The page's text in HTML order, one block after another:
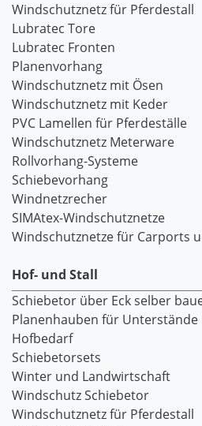
Windschutznetz für Pferdestall
Lubratec Tore
Lubratec Fronten
Planenvorhang
Windschutznetz mit Ösen
Windschutznetz mit Keder
PVC Lamellen für Pferdeställe
Windschutznetz Meterware
Rollvorhang-Systeme
Schiebevorhang
Windnetzrecher
SIMAtex-Windschutznetze
Windschutznetze für Carports
Hof- und Stall
Schiebetor über Eck selber
Planenhauben für Unterstände
Hofbedarf
Schiebetorsets
Winter und Landwirtschaft
Windschutz Schiebetor
Windschutznetz für Pferdestall